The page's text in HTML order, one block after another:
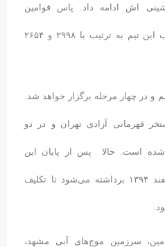
اش ادامه داد. پاس قوامین
و مقاومت هم همچنان در تعقیب این تیم به ترتیب با ۲۹۹۸ و ۲۶۵۴
های امسال با حضور ۱۱ تیم و در چهار مرحله برگزار خواهد شد.
قهرمانی آزادی تهران و در دو
است. حالا پس از پایان این
سه مرحله، گام آخر ۱۳و۱۴ اسفند ۱۳۹۴ برداشته می‌شود تا تکلیف
سرزمین موج‌های آبی مشهد،